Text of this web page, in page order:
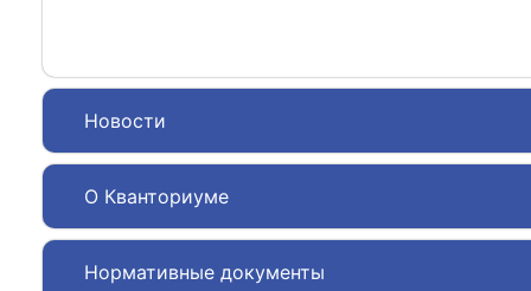
Новости
О Кванториуме
Нормативные документы